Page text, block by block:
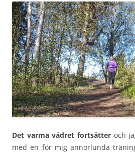
Det varma vädret fortsätteroch
med en för mig annorlunda